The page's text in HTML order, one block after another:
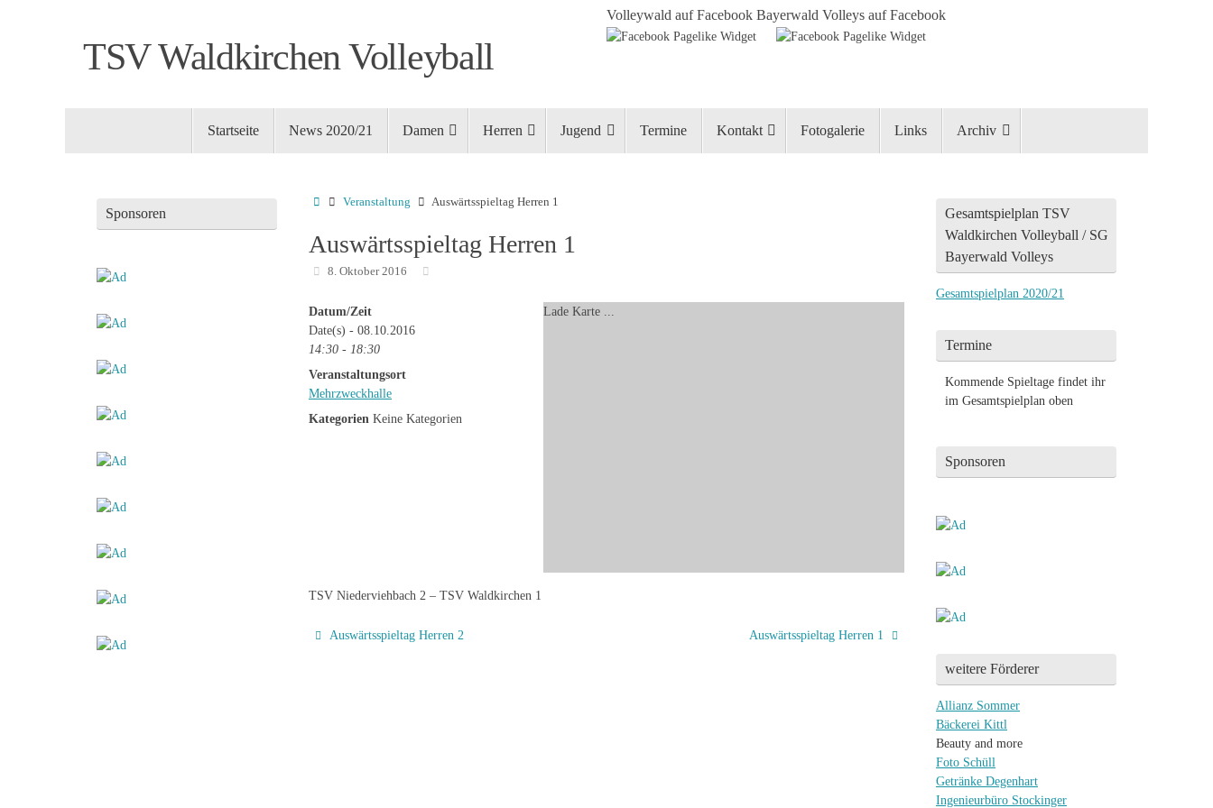
TSV Waldkirchen Volleyball
Volleywald auf Facebook Bayerwald Volleys auf Facebook
Startseite News 2020/21 Damen Herren Jugend Termine Kontakt Fotogalerie Links Archiv
Startseite
Veranstaltung Auswärtsspieltag Herren 1
Auswärtsspieltag Herren 1
8. Oktober 2016
Lade Karte ...
Datum/Zeit
Date(s) - 08.10.2016
14:30 - 18:30
Veranstaltungsort
Mehrzweckhalle
Kategorien Keine Kategorien
TSV Niederviehbach 2 – TSV Waldkirchen 1
Auswärtsspieltag Herren 2 Auswärtsspieltag Herren 1
Sponsoren
Gesamtspielplan TSV
Waldkirchen Volleyball / SG
Bayerwald Volleys
Gesamtspielplan 2020/21
Termine
Kommende Spieltage findet ihr
im Gesamtspielplan oben
Sponsoren
weitere Förderer
Allianz Sommer
Bäckerei Kittl
Beauty and more
Foto Schüll
Getränke Degenhart
Ingenieurbüro Stockinger